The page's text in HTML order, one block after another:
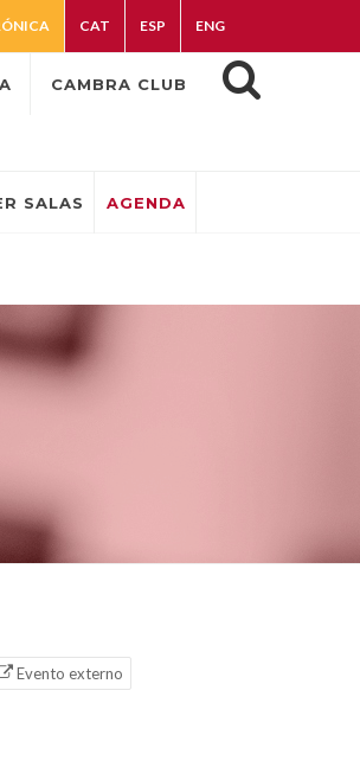
CAT ESP ENG
CAMBRA CLUB
SALAS AGENDA
Evento externo